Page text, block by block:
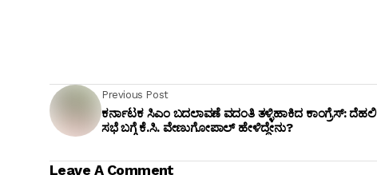
Previous Post
ಕರ್ನಾಟಕ ಸಿಎಂ ಬದಲಾವಣೆ ವದಂತಿ ತಳ್ಳಿಹಾಕಿದ ಕಾಂಗ್ರೆಸ್: ದೆಹಲಿ
ಸಭೆ ಬಗ್ಗೆ ಕೆ.ಸಿ. ವೇಣುಗೋಪಾಲ್ ಹೇಳಿದ್ದೇನು?
Leave A Comment